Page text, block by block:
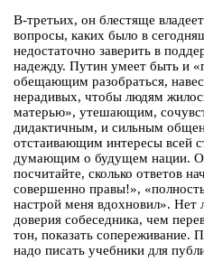
В-третьих, он блестяще
вопросы, каких было в
недостаточно заверить в
надежду. Путин умеет быть и
обещающим разобраться,
нерадивых, чтобы людям
матерью», утешающим,
дидактичным, и сильным
отстаивающим интересы всей
думающим о будущем нации.
посчитайте, сколько ответов
совершенно правы!»,
настрой меня вдохновил». Нет
доверия собеседника, чем
тон, показать сопереживание.
надо писать учебники для